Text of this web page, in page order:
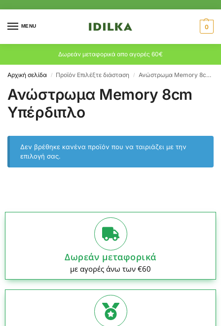
MENU 0
Δωρεάν μεταφορικά απο αγορές 60€
Αρχική σελίδα / Προϊόν Επιλέξτε διάσταση / Ανώστρωμα Memory 8cm Υπέρδιπλο
Ανώστρωμα Memory 8cm
Υπέρδιπλο
Δεν βρέθηκε κανένα προϊόν που να ταιριάζει με την
επιλογή σας.
Δωρεάν μεταφορικά
με αγορές άνω των €60